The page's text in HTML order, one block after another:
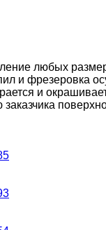
любых
и фрезеровка
и